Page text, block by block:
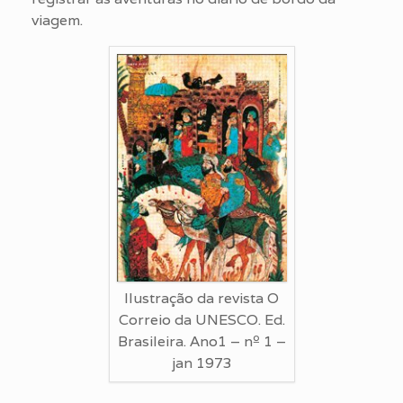
viagem.
Ilustração da revista O
Correio da UNESCO. Ed.
Brasileira. Ano1 – nº 1 –
jan 1973